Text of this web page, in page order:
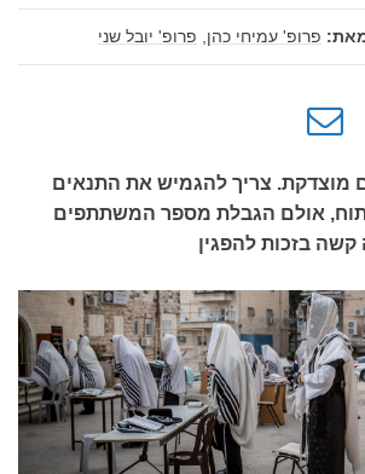
פרופ' עמיחי כהן, פרופ' יובל שני
מוצדקת. צריך להגמיש את התנאים
אולם הגבלת מספר המשתתפים
בזכות להפגין